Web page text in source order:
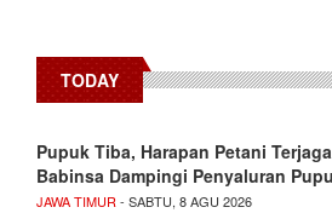
TODAY
Pupuk Tiba, Harapan Petani
Babinsa Dampingi Penyaluran
JAWA TIMUR- SABTU, 8 AGU 2026